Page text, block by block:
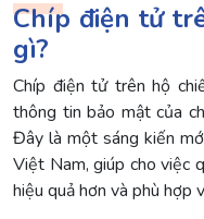
Chíp điện tử
gì?
Chíp điện tử trên hộ
thông tin bảo mật của
Đây là một sáng kiến
Việt Nam, giúp cho việc
hiệu quả hơn và phù hợp